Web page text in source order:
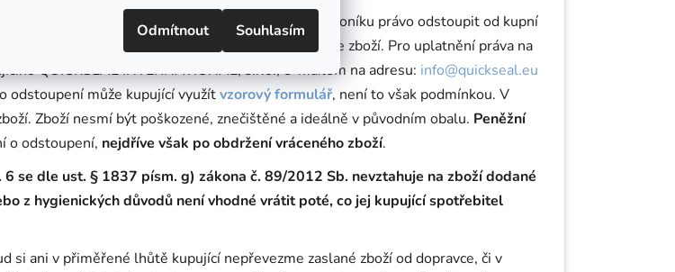
Odmítnout Souhlasím
kupující - spotřebitel má dle § 1829 občanského zákoníku právo odstoupit od kupní
jím určená osoba, odlišná od přepravce převezme zboží. Pro uplatnění práva na
QUICKSEAL INTERNATIONAL, s.r.o., e-mailem na adresu: info@quickseal.eu
odstoupení může kupující využítvzorový formulář, není to však podmínkou. V
Zboží nesmí být poškozené, znečištěné a ideálně v původním obalu. Peněžní
o odstoupení, nejdříve však po obdržení vráceného zboží.
se dle ust. § 1837 písm. g) zákona č. 89/2012 Sb. nevztahuje na zboží dodané
z hygienických důvodů není vhodné vrátit poté, co jej kupující spotřebitel
si ani v přiměřené lhůtě kupující nepřevezme zaslané zboží od dopravce, či v